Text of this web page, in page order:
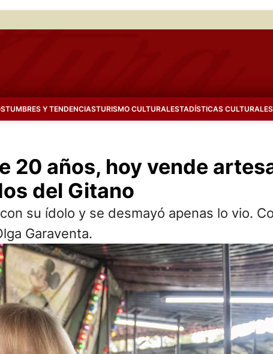
Y TENDENCIASTURISMO CULTURALESTADÍSTICAS CULTURALES
20 años, hoy vende
del Gitano
su ídolo y se desmayó apenas lo vio.
Garaventa.